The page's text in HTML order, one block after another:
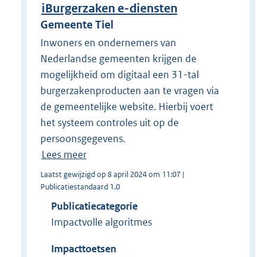
iBurgerzaken e-diensten
Gemeente Tiel
Inwoners en ondernemers van
Nederlandse gemeenten krijgen de
mogelijkheid om digitaal een 31-tal
burgerzakenproducten aan te vragen via
de gemeentelijke website. Hierbij voert
het systeem controles uit op de
persoonsgegevens.
Lees meer
Laatst gewijzigd op 8 april 2024 om 11:07 |
Publicatiestandaard 1.0
Publicatiecategorie
Impactvolle algoritmes
Impacttoetsen